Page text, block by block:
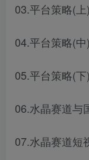
03.平台策略(
04.平台策略(
05.平台策略(
06.水晶赛道与
07.水晶赛道短